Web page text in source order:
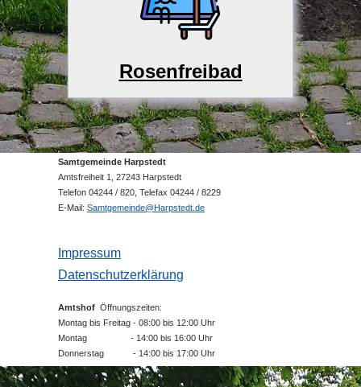
Rosenfreibad
Samtgemeinde Harpstedt
Amtsfreiheit 1, 27243 Harpstedt
Telefon 04244 / 820, Telefax 04244 / 8229
E-Mail: Samtgemeinde@Harpstedt.de
Impressum
Datenschutzerklärung
Amtshof Öffnungszeiten:
Montag bis Freitag - 08:00 bis 12:00 Uhr
Montag - 14:00 bis 16:00 Uhr
Donnerstag - 14:00 bis 17:00 Uhr